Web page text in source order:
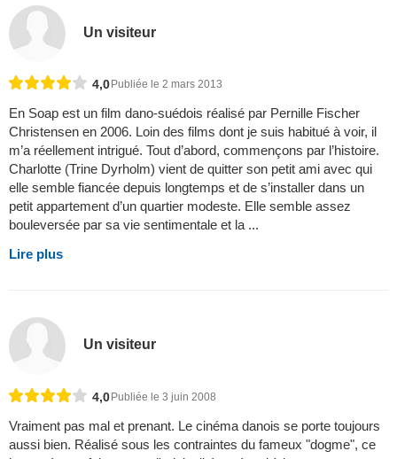
Un visiteur
4,0 Publiée le 2 mars 2013
En Soap est un film dano-suédois réalisé par Pernille Fischer
Christensen en 2006. Loin des films dont je suis habitué à voir, il
m’a réellement intrigué. Tout d’abord, commençons par l’histoire.
Charlotte (Trine Dyrholm) vient de quitter son petit ami avec qui
elle semble fiancée depuis longtemps et de s’installer dans un
petit appartement d’un quartier modeste. Elle semble assez
bouleversée par sa vie sentimentale et la ...
Lire plus
Un visiteur
4,0Publiée le 3 juin 2008
Vraiment pas mal et prenant. Le cinéma danois se porte toujours
aussi bien. Réalisé sous les contraintes du fameux "dogme", ce